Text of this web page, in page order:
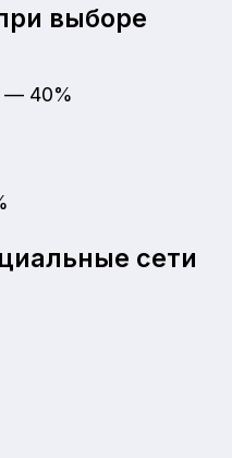
выборе
— 40%
сети